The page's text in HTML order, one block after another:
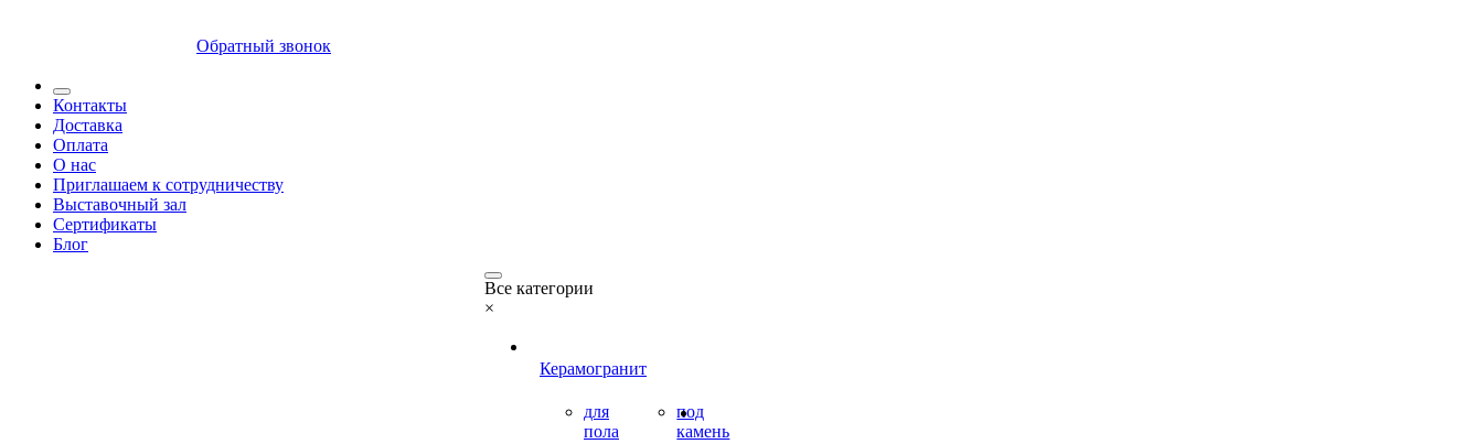
Обратный звонок
Контакты
Доставка
Оплата
О нас
Приглашаем к сотрудничеству
Выставочный зал
Сертификаты
Блог
Все категории
×
Керамогранит
для
пола
под
камень